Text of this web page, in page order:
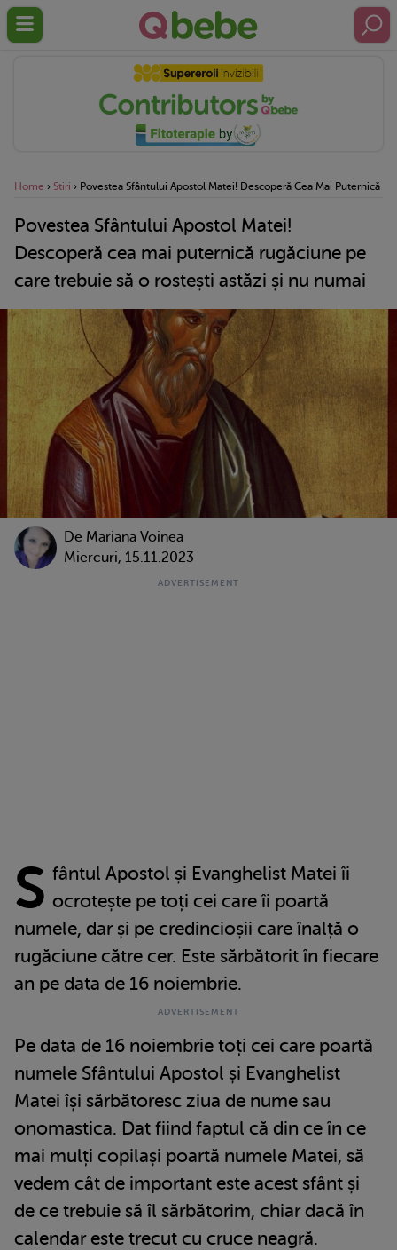
Home › Stiri › Povestea Sfântului Apostol Matei! Descoperă Cea Mai Puternică
Povestea Sfântului Apostol Matei!
Descoperă cea mai puternică rugăciune pe
care trebuie să o rostești astăzi și nu numai
De Mariana Voinea
Miercuri, 15.11.2023
S fântul Apostol și Evanghelist Matei îi
ocrotește pe toți cei care îi poartă
numele, dar și pe credincioșii care înalță o
rugăciune către cer. Este sărbătorit în fiecare
an pe data de 16 noiembrie.
Pe data de 16 noiembrie toți cei care poartă
numele Sfântului Apostol și Evanghelist
Matei își sărbătoresc ziua de nume sau
onomastica. Dat fiind faptul că din ce în ce
mai mulți copilași poartă numele Matei, să
vedem cât de important este acest sfânt și
de ce trebuie să îl sărbătorim, chiar dacă în
calendar este trecut cu cruce neagră.